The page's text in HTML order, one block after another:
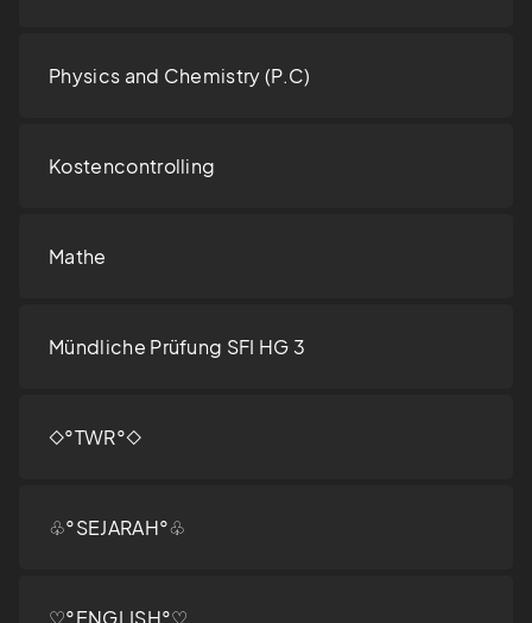
Physics and Chemistry (P.C)
Kostencontrolling
Mathe
Mündliche Prüfung SFI HG 3
◇°TWR°◇
♧°SEJARAH°♧